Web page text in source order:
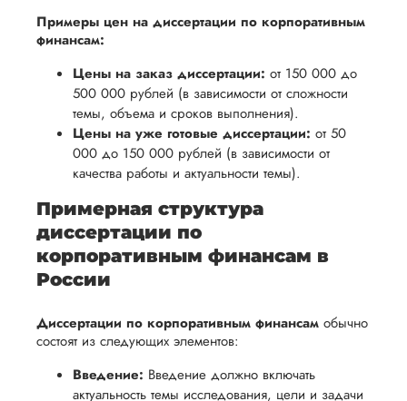
Примеры цен на диссертации по корпоративным
финансам:
Цены на заказ диссертации: от 150 000 до
500 000 рублей (в зависимости от сложности
темы, объема и сроков выполнения).
Цены на уже готовые диссертации: от 50
000 до 150 000 рублей (в зависимости от
качества работы и актуальности темы).
Примерная структура
диссертации по
корпоративным финансам в
России
Диссертации по корпоративным финансам обычно
состоят из следующих элементов:
Введение: Введение должно включать
актуальность темы исследования, цели и задачи